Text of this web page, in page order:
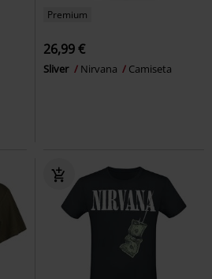
Premium
26,99 €
Sliver Nirvana Camiseta